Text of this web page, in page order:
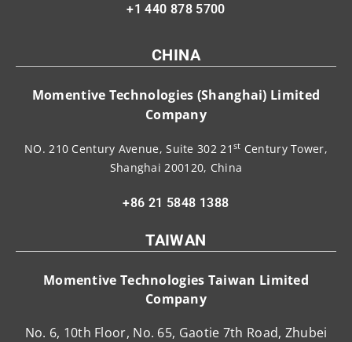
+1 440 878 5700
CHINA
Momentive Technologies (Shanghai) Limited
Company
NO. 210 Century Avenue, Suite 302 21 st Century Tower,
Shanghai 200120, China
+86 21 5848 1388
TAIWAN
Momentive Technologies Taiwan Limited
Company
No. 6, 10th Floor, No. 65, Gaotie 7th Road, Zhubei